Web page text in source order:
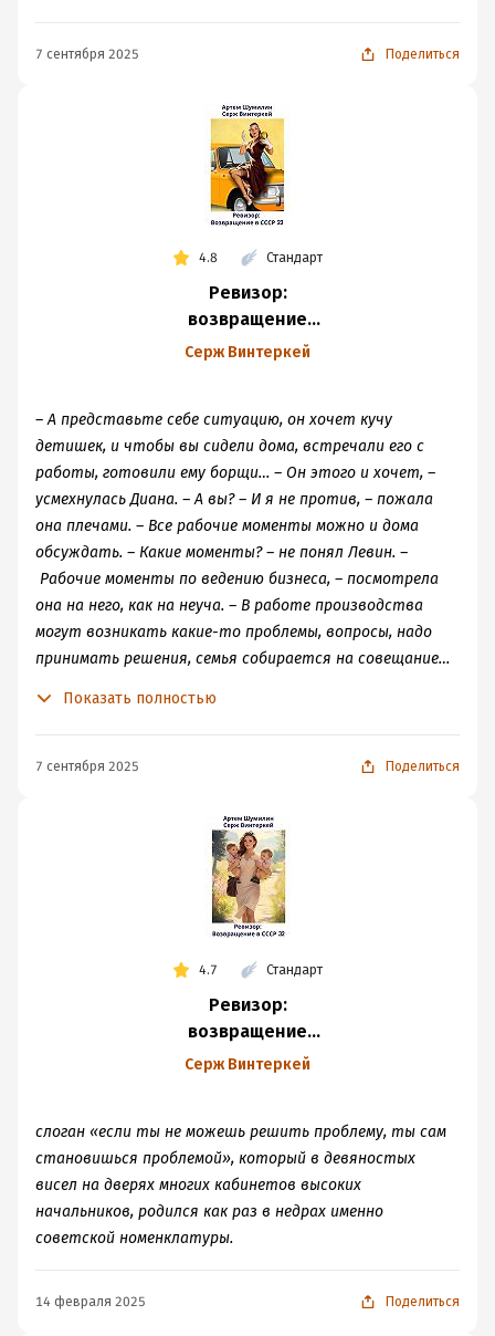
7 сентября 2025 Поделиться
4.8 Стандарт
Ревизор:
возвращение
в СССР 23
Серж Винтеркей
– А представьте себе ситуацию, он хочет кучу
детишек, и чтобы вы сидели дома, встречали его с
работы, готовили ему борщи… – Он этого и хочет, –
усмехнулась Диана. – А вы? – И я не против, – пожала
она плечами. – Все рабочие моменты можно и дома
обсуждать. – Какие моменты? – не понял Левин. –
Рабочие моменты по ведению бизнеса, – посмотрела
она на него, как на неуча. – В работе производства
могут возникать какие-то проблемы, вопросы, надо
принимать решения, семья собирается на совещание…
не ливанская женщина, – уверенно взглянула она на
Показать полностью
7 сентября 2025 Поделиться
4.7 Стандарт
Ревизор:
возвращение
в СССР 32
Серж Винтеркей
слоган «если ты не можешь решить проблему, ты сам
становишься проблемой», который в девяностых
висел на дверях многих кабинетов высоких
начальников, родился как раз в недрах именно
советской номенклатуры.
14 февраля 2025 Поделиться